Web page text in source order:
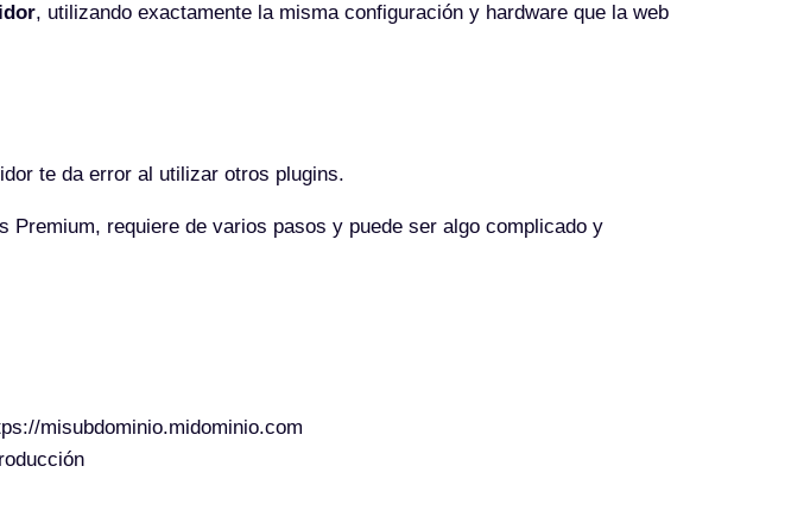
, utilizando exactamente la misma configuración y hardware que la web
te da error al utilizar otros plugins.
requiere de varios pasos y puede ser algo complicado y
misubdominio.midominio.com